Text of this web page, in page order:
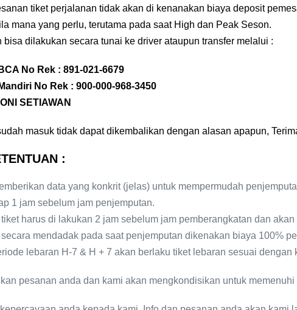
tiket perjalanan tidak akan di kenanakan biaya deposit
mana yang perlu, terutama pada saat High dan Peak Seson.
bisa dilakukan secara tunai ke driver ataupun transfer melalui :
No Rek : 891-021-6679
No Rek : 900-000-968-3450
SETIAWAN
masuk tidak dapat dikembalikan dengan alasan apapun,
:
data yang konkrit (jelas) untuk mempermudah
1 jam sebelum jam penjemputan.
harus di lakukan 2 jam sebelum jam pemberangkatan dan
mendadak pada saat penjemputan dikenakan biaya 100%
lebaran H-7 & H + 7 akan berlaku tiket lebaran sesuai dengan
pesanan anda dan kami akan mengkondisikan untuk